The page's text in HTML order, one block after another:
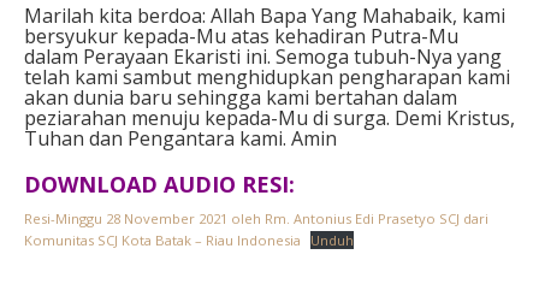
Marilah kita berdoa: Allah Bapa Yang Mahabaik, kami
bersyukur kepada-Mu atas kehadiran Putra-Mu
dalam Perayaan Ekaristi ini. Semoga tubuh-Nya yang
telah kami sambut menghidupkan pengharapan kami
akan dunia baru sehingga kami bertahan dalam
peziarahan menuju kepada-Mu di surga. Demi Kristus,
Tuhan dan Pengantara kami. Amin
DOWNLOAD AUDIO RESI:
Resi-Minggu 28 November 2021 oleh Rm. Antonius Edi Prasetyo SCJ dari
Komunitas SCJ Kota Batak – Riau Indonesia
Unduh